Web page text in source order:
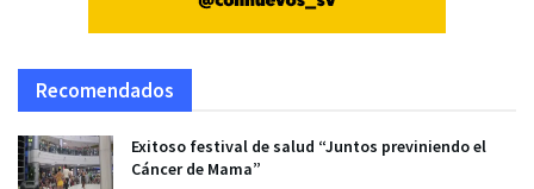
Recomendados
Exitoso festival de salud “Juntos previniendo el
Cáncer de Mama”